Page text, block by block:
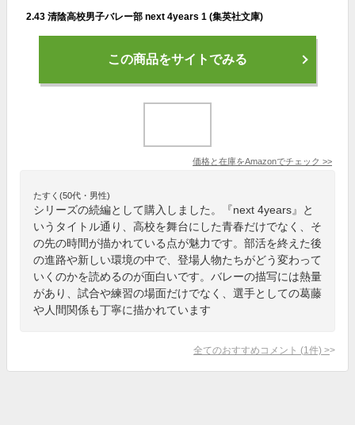
2.43 清陰高校男子バレー部 next 4years 1 (集英社文庫)
この商品をサイトでみる
価格と在庫をAmazonでチェック >>
たすく(50代・男性)
シリーズの続編として購入しました。『next 4years』と
いうタイトル通り、高校を舞台にした青春だけでなく、そ
の先の時間が描かれている点が魅力です。部活を終えた後
の進路や新しい環境の中で、登場人物たちがどう変わって
いくのかを読めるのが面白いです。バレーの描写には熱量
があり、試合や練習の場面だけでなく、選手としての葛藤
や人間関係も丁寧に描かれています
全てのおすすめコメント (1 件) >